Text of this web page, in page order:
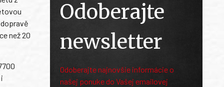
než 20
Odoberajte
newsletter
Odoberajte najnovšie informácie o
našej ponuke do Vašej emailovej